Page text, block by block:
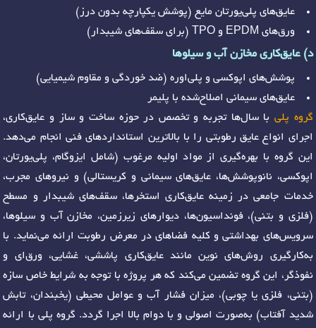
عایق‌های پلی‌یورتان مایع (پوشش یکپارچه بدون درز)
ورق‌های EPDM و TPO (برای سقف‌های شیبدار)
د) عایق‌کاری مخازن آب و سیلوها
پوشش‌های اپوکسی و پلی‌اوره (ضد خوردگی و مقاوم شیمیایی)
عایق‌های سیمانی اصلاح‌شده با پلیمر
گروه پلی با سال‌ها تجربه و تخصص در حوزه ساخت و ساز و عایق‌کاری،
اجرای انواع عایق‌ رطوبتی را با بالاترین استانداردهای فنی انجام می‌دهد.
این گروه با بهره‌گیری از مواد اولیه مرغوب (شامل ایزوگام، پلی‌یورتان،
اپوکسی، نانوپوشش‌ها، عایق‌های سیمانی و کریستالی) و نیروهای مجرب،
خدمات جامعی در زمینه عایق‌کاری استخرها، سقف‌های شیبدار و مسطح
(فلزی و بتنی)، فونداسیون‌ها، دیوارهای زیرزمین، مخازن آب و سیلوها،
سرویس‌های بهداشتی و کلیه فضاهای در معرض رطوبت ارائه می‌نماید. با
به‌کارگیری روش‌های نوین مانند عایق‌کاری پاششی، غشایی، ورق‌ای و
نفوذگر، این گروه تضمین می‌کند که هر پروژه با توجه به شرایط خاص سازه
(بتنی، فلزی یا چوبی)، میزان فشار آب و عوامل محیطی (یخبندان، تابش
شدید آفتاب) به‌صورت اصولی و با دوام بالا اجرا گردد. گروه پلی با ارائه